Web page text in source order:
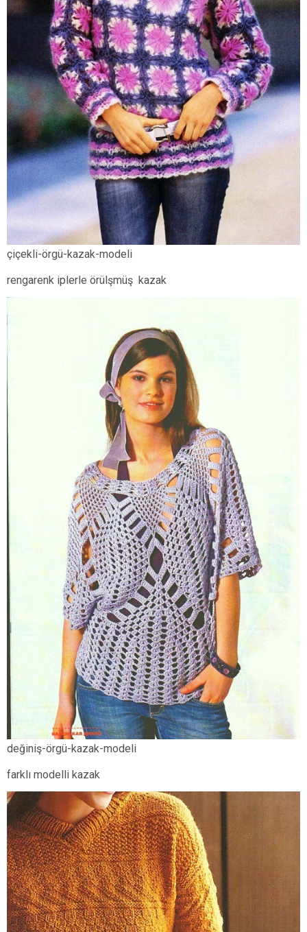
çiçekli-örgü-kazak-modeli
rengarenk iplerle örülşmüş kazak
değiniş-örgü-kazak-modeli
farklı modelli kazak